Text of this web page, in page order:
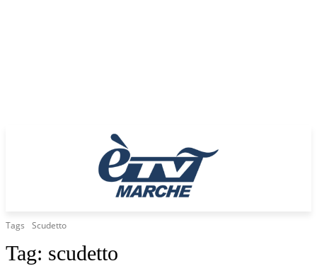
Tags Scudetto
Tag: scudetto